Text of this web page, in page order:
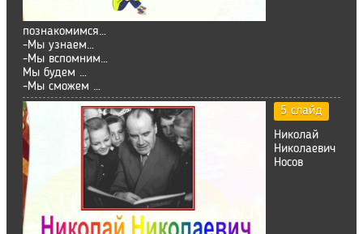
познакомимся…
-Мы узнаем…
-Мы вспомним…
Мы будем …
-Мы сможем …
5 слайд
Николай
Николаевич
Носов